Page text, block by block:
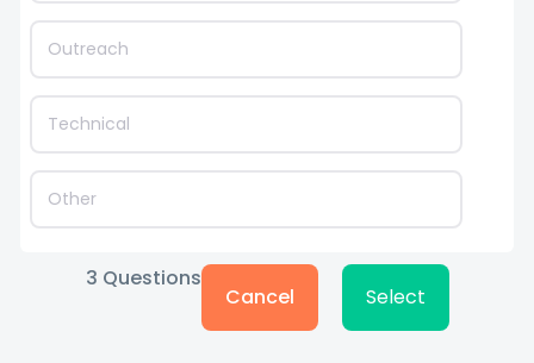
Outreach
Technical
Other
3 Questions
Cancel Select